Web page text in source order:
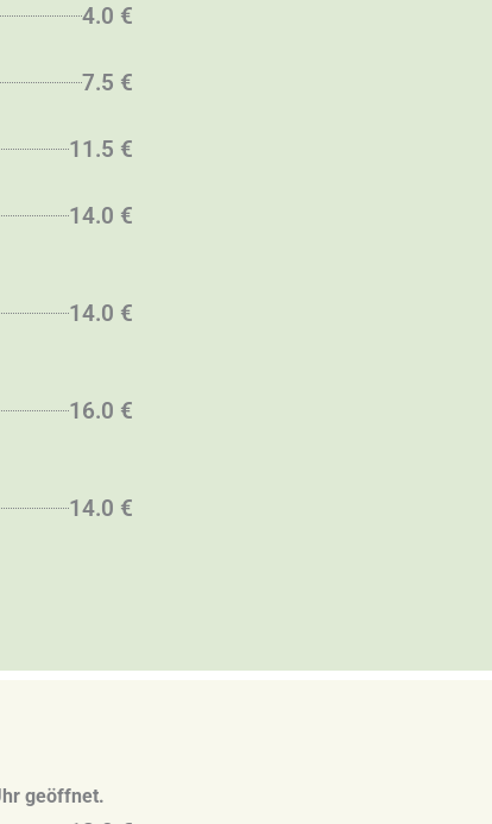
4.0 €
7.5 €
11.5 €
14.0 €
14.0 €
16.0 €
14.0 €
geöffnet.